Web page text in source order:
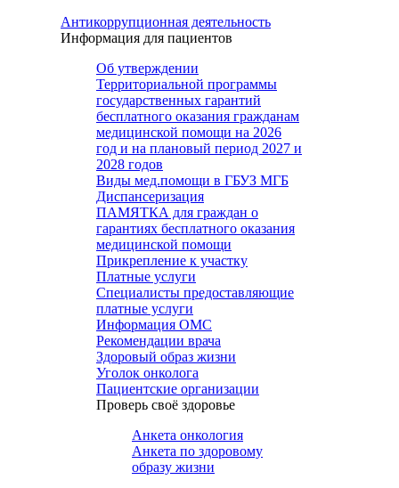
Антикоррупционная деятельность
Информация для пациентов
Об утверждении
Территориальной программы
государственных гарантий
бесплатного оказания гражданам
медицинской помощи на 2026
год и на плановый период 2027 и
2028 годов
Виды мед.помощи в ГБУЗ МГБ
Диспансеризация
ПАМЯТКА для граждан о
гарантиях бесплатного оказания
медицинской помощи
Прикрепление к участку
Платные услуги
Специалисты предоставляющие
платные услуги
Информация ОМС
Рекомендации врача
Здоровый образ жизни
Уголок онколога
Пациентские организации
Проверь своё здоровье
Анкета онкология
Анкета по здоровому
образу жизни